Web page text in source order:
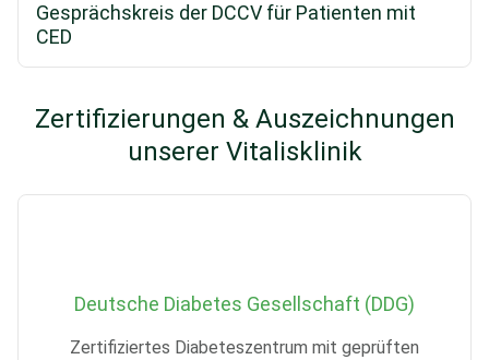
Gesprächskreis der DCCV für Patienten mit
CED
Zertifizierungen & Auszeichnungen
unserer Vitalisklinik
Deutsche Diabetes Gesellschaft (DDG)
Zertifiziertes Diabeteszentrum mit geprüften